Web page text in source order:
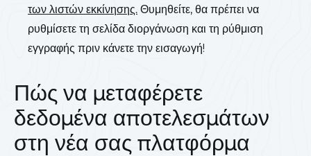
των λιστών εκκίνησης. Θυμηθείτε, θα πρέπει να
ρυθμίσετε τη σελίδα διοργάνωση και τη ρύθμιση
εγγραφής πριν κάνετε την εισαγωγή!
Πώς να μεταφέρετε
δεδομένα αποτελεσμάτων
στη νέα σας πλατφόρμα